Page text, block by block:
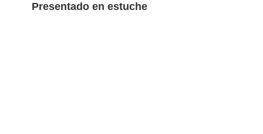
Presentado en estuche